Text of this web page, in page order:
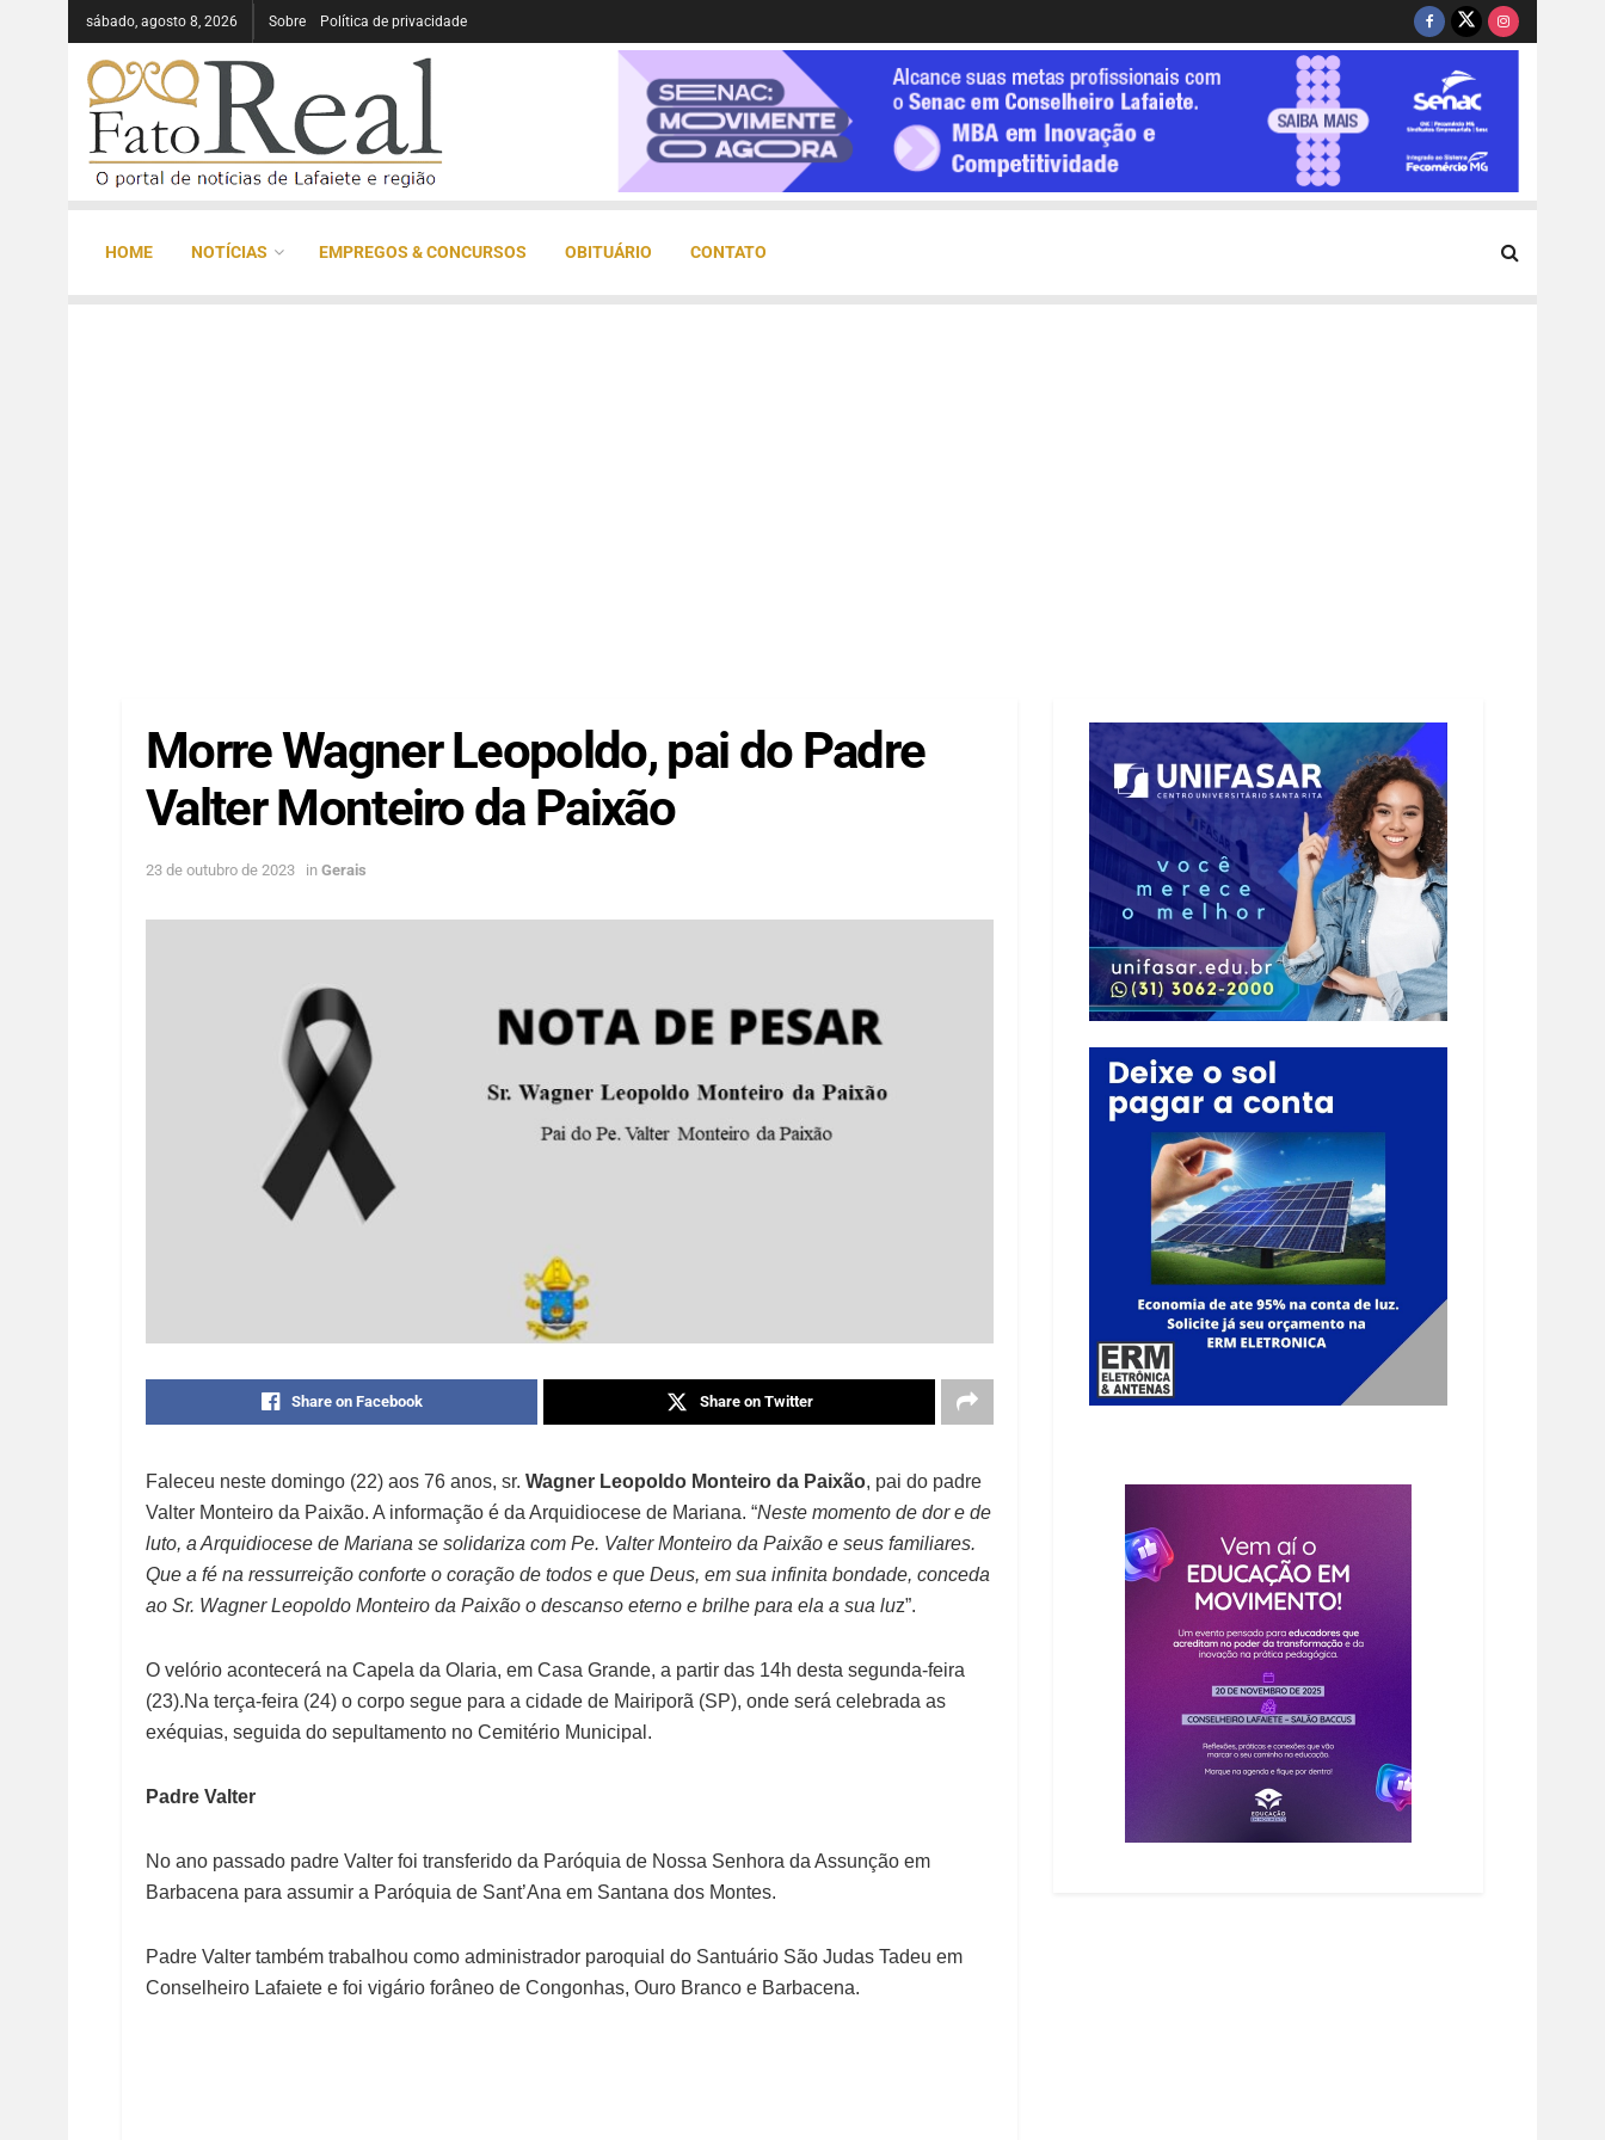
sábado, agosto 8, 2026 Sobre Política de privacidade
HOME NOTÍCIAS EMPREGOS & CONCURSOS OBITUÁRIO CONTATO
Morre Wagner Leopoldo, pai do Padre
Valter Monteiro da Paixão
23 de outubro de 2023 in Gerais
Share on Facebook Share on Twitter
Faleceu neste domingo (22) aos 76 anos, sr. Wagner Leopoldo Monteiro da Paixão, pai do padre
Valter Monteiro da Paixão. A informação é da Arquidiocese de Mariana. “Neste momento de dor e de
luto, a Arquidiocese de Mariana se solidariza com Pe. Valter Monteiro da Paixão e seus familiares.
Que a fé na ressurreição conforte o coração de todos e que Deus, em sua infinita bondade, conceda
ao Sr. Wagner Leopoldo Monteiro da Paixão o descanso eterno e brilhe para ela a sua luz”.
O velório acontecerá na Capela da Olaria, em Casa Grande, a partir das 14h desta segunda-feira
(23).Na terça-feira (24) o corpo segue para a cidade de Mairiporã (SP), onde será celebrada as
exéquias, seguida do sepultamento no Cemitério Municipal.
Padre Valter
No ano passado padre Valter foi transferido da Paróquia de Nossa Senhora da Assunção em
Barbacena para assumir a Paróquia de Sant’Ana em Santana dos Montes.
Padre Valter também trabalhou como administrador paroquial do Santuário São Judas Tadeu em
Conselheiro Lafaiete e foi vigário forâneo de Congonhas, Ouro Branco e Barbacena.